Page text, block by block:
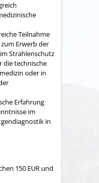
Teilnahme
Erwerb der
Strahlenschutz
die technische
oder in
Erfahrung
im
in
150 EUR und